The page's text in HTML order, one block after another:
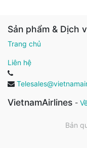
Sản phẩm & Dịch
Trang chủ
Liên hệ
VietnamAirlines -
Bản